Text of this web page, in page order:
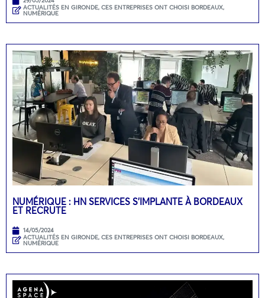
ACTUALITÉS EN GIRONDE, CES ENTREPRISES ONT CHOISI BORDEAUX,
NUMÉRIQUE
NUMÉRIQUE : HN SERVICES S’IMPLANTE À BORDEAUX
ET RECRUTE
14/05/2024
ACTUALITÉS EN GIRONDE, CES ENTREPRISES ONT CHOISI BORDEAUX,
NUMÉRIQUE